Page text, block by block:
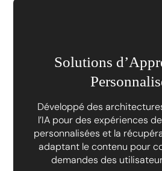
Solutions
Développé des
l’IA pour des expériences
personnalisées et la
adaptant le contenu pour
demandes des